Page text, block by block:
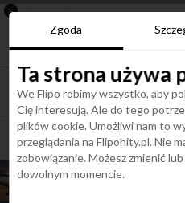
×
Nowa aplikacja
Aktualne wiadomości,
oferty jednym kliknięciem.
All posts tagged
ARTYKUŁY
Zgoda
Ta strona używa
We Flipo robimy wszystko, aby
Cię interesują. Ale do tego
plików cookie. Umożliwi nam to
przeglądania na Flipohity.pl. Nie
zobowiązanie. Możesz zmienić
dowolnym momencie.